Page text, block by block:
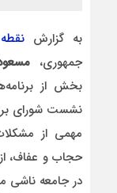
به گزارش
جمهوری،
بخش از
نشست شورای
مهمی از
حجاب و عفاف، از
در جامعه ناشی